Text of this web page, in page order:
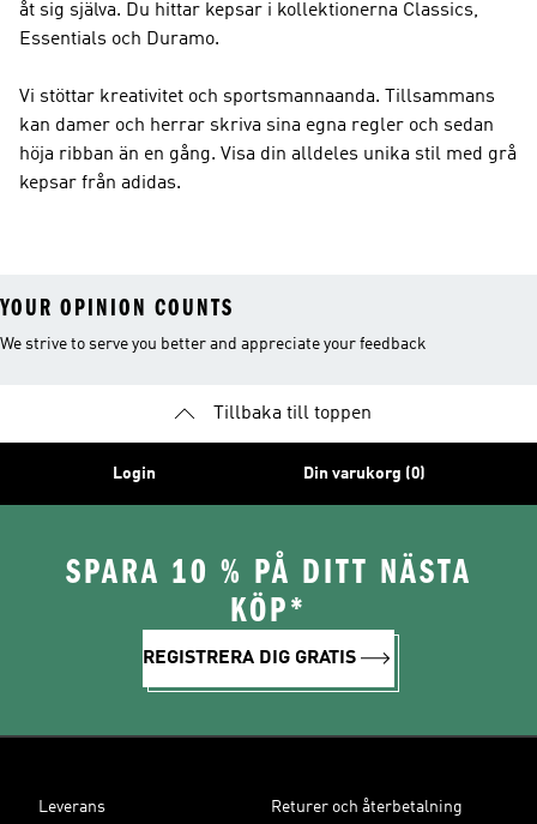
åt sig själva. Du hittar kepsar i kollektionerna Classics,
Essentials och Duramo.
Vi stöttar kreativitet och sportsmannaanda. Tillsammans
kan damer och herrar skriva sina egna regler och sedan
höja ribban än en gång. Visa din alldeles unika stil med grå
kepsar från adidas.
YOUR OPINION COUNTS
We strive to serve you better and appreciate your feedback
Tillbaka till toppen
Login Din varukorg (0)
SPARA 10 % PÅ DITT NÄSTA
KÖP*
REGISTRERA DIG GRATIS
Leverans Returer och återbetalning